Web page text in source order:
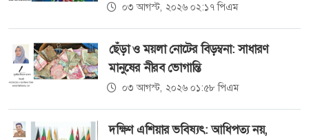
০৩ আগস্ট, ২০২৬ ০২:১৭ পিএম
ছেঁড়া ও ময়লা নোটের বিড়ম্বনা: সাধারণ
মানুষের নীরব ভোগান্তি
০৩ আগস্ট, ২০২৬ ০১:৫৮ পিএম
দক্ষিণ এশিয়ার ভবিষ্যৎ: আধিপত্য নয়,